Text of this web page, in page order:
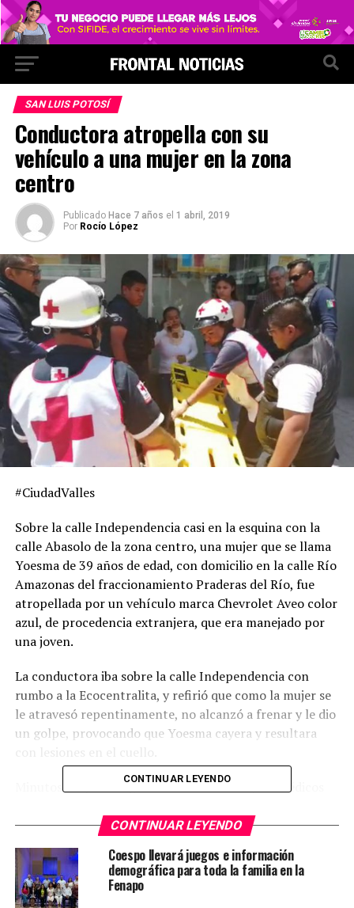
SAN LUIS POTOSÍ
Conductora atropella con su
vehículo a una mujer en la zona
centro
Publicado Hace 7 años el 1 abril, 2019
Por Rocío López
#CiudadValles
Sobre la calle Independencia casi en la esquina con la
calle Abasolo de la zona centro, una mujer que se llama
Yoesma de 39 años de edad, con domicilio en la calle Río
Amazonas del fraccionamiento Praderas del Río, fue
atropellada por un vehículo marca Chevrolet Aveo color
azul, de procedencia extranjera, que era manejado por
una joven.
La conductora iba sobre la calle Independencia con
rumbo a la Ecocentralita, y refirió que como la mujer se
le atravesó repentinamente, no alcanzó a frenar y le dio
un golpe, provocando que Yoesma cayera y resultara
Minutos después llegaron a su auxilio los paramédicos
y la conductora del coche quedó bajo resguardo de los
oficiales de policía y tránsito municipal.
TEMAS RELACIONADOS FEATURED
CONTINUAR LEYENDO
CONTINUAR LEYENDO
Coespo llevará juegos e información
demográfica para toda la familia en la
Fenapo